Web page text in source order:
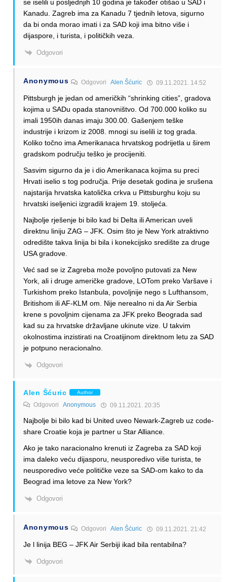
se iselili u posljednjih 10 godina je također otišao u SAD i
Kanadu. Zagreb ima za Kanadu 7 tjednih letova, sigurno
da bi onda morao imati i za SAD koji ima bitno više i
dijaspore, i turista, i političkih veza.
Odgovori
Anonymous OdgovoriAlen Šćuric 09.11.2021. 14:52
Pittsburgh je jedan od američkih “shrinking cities”, gradova
kojima u SADu opada stanovništvo. Od 700.000 koliko su
imali 1950ih danas imaju 300.00. Gašenjem teške
industrije i krizom iz 2008. mnogi su iselili iz tog grada.
Koliko točno ima Amerikanaca hrvatskog podrijetla u širem
gradskom području teško je procijeniti.
Sasvim sigurno da je i dio Amerikanaca kojima su preci
Hrvati iselio s tog područja. Prije desetak godina je srušena
najstarija hrvatska katolička crkva u Pittsburghu koju su
hrvatski iseljenici izgradili krajem 19. stoljeća.
Najbolje rješenje bi bilo kad bi Delta ili American uveli
direktnu liniju ZAG – JFK. Osim što je New York atraktivno
odredište takva linija bi bila i konekcijsko središte za druge
USA gradove.
Već sad se iz Zagreba može povoljno putovati za New
York, ali i druge američke gradove, LOTom preko Varšave i
Turkishom preko Istanbula, povoljnije nego s Lufthansom,
Britishom ili AF-KLM om. Nije nerealno ni da Air Serbia
krene s povoljnim cijenama za JFK preko Beograda sad
kad su za hrvatske državljane ukinute vize. U takvim
okolnostima inzistirati na Croatijinom direktnom letu za SAD
je potpuno neracionalno.
Odgovori
Alen Šćuric Author
Odgovori Anonymous 09.11.2021. 20:35
Najbolje bi bilo kad bi United uveo Newark-Zagreb uz code-
share Croatie koja je partner u Star Alliance.
Ako je tako naracionalno krenuti iz Zagreba za SAD koji
ima daleko veću dijasporu, neusporedivo više turista, te
neusporedivo veće političke veze sa SAD-om kako to da
Beograd ima letove za New York?
Odgovori
Anonymous OdgovoriAlen Šćuric 09.11.2021. 21:42
Je l linija BEG – JFK Air Serbiji ikad bila rentabilna?
Odgovori